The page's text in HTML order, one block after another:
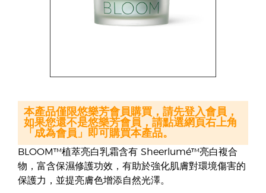
BLOOM™植萃亮白乳霜含有 Sheerlumé™亮白複合
物，富含保濕修護功效，有助於強化肌膚對環境傷害的
保護力，並提亮膚色增添自然光澤。
本產品僅限悠樂芳會員購買，請先登入會員，
如果您還不是悠樂芳會員，請點選網頁右上角
「成為會員」即可購買本產品。